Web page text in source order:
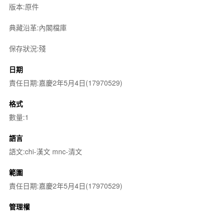
版本:原件
典藏沿革:內閣檔庫
保存狀況:殘
日期
責任日期:嘉慶2年5月4日(17970529)
格式
數量:1
語言
語文:chi-漢文 mnc-清文
範圍
責任日期:嘉慶2年5月4日(17970529)
管理權